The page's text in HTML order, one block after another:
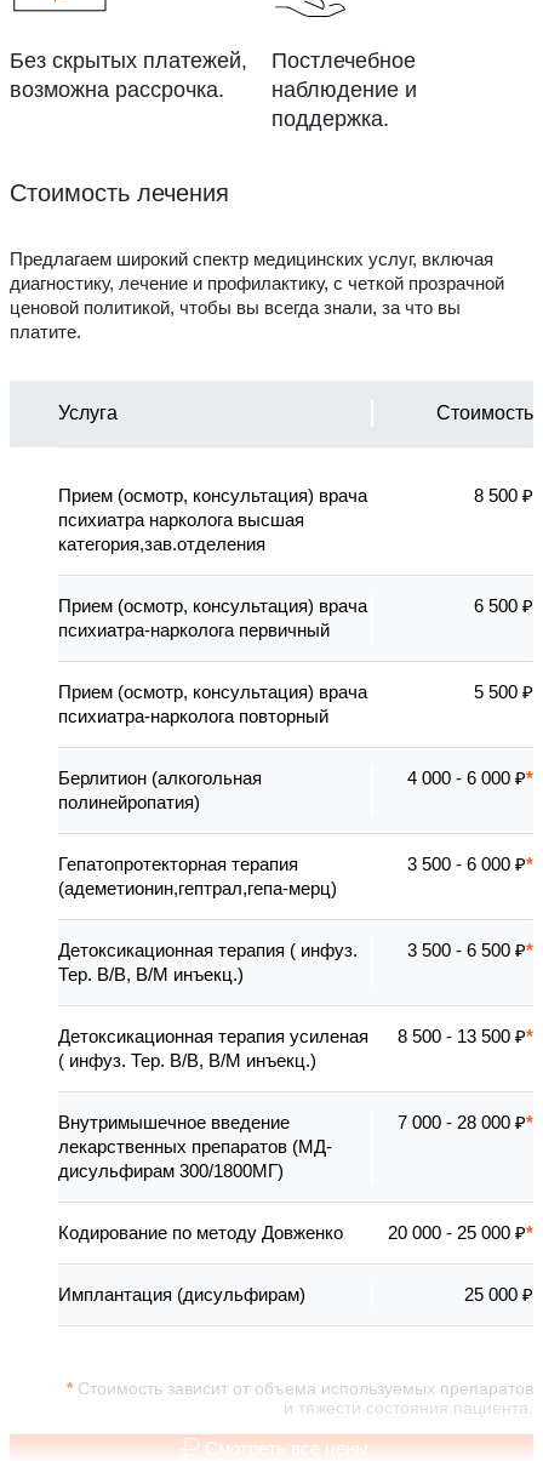
Без скрытых платежей,
возможна рассрочка.
Постлечебное
наблюдение и
поддержка.
Стоимость лечения
Предлагаем широкий спектр медицинских услуг, включая
диагностику, лечение и профилактику, с четкой прозрачной
ценовой политикой, чтобы вы всегда знали, за что вы
платите.
Стоимость зависит от объема используемых препаратов
и тяжести состояния пациента.
Услуга Стоимость
Прием (осмотр, консультация) врача
психиатра нарколога высшая
категория,зав.отделения
8 500 ₽
Прием (осмотр, консультация) врача
психиатра-нарколога первичный
6 500 ₽
Прием (осмотр, консультация) врача
психиатра-нарколога повторный
5 500 ₽
Берлитион (алкогольная
полинейропатия)
4 000 - 6 000 ₽
Гепатопротекторная терапия
(адеметионин,гептрал,гепа-мерц)
3 500 - 6 000 ₽
Детоксикационная терапия ( инфуз.
Тер. В/В, В/М инъекц.)
3 500 - 6 500 ₽
Детоксикационная терапия усиленая
( инфуз. Тер. В/В, В/М инъекц.)
8 500 - 13 500 ₽
Внутримышечное введение
лекарственных препаратов (МД-
дисульфирам 300/1800МГ)
7 000 - 28 000 ₽
Кодирование по методу Довженко 20 000 - 25 000 ₽
Имплантация (дисульфирам) 25 000 ₽
Смотреть все цены